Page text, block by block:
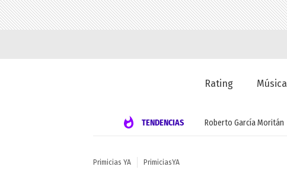
Rating Música
TENDENCIAS Roberto García Moritán
Primicias YA PrimiciasYA